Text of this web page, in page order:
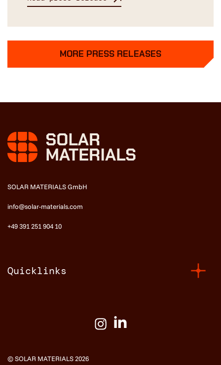
MORE PRESS RELEASES
SOLAR MATERIALS GmbH
info@solar-materials.com
+49 391 251 904 10
Quicklinks
© SOLAR MATERIALS 2026